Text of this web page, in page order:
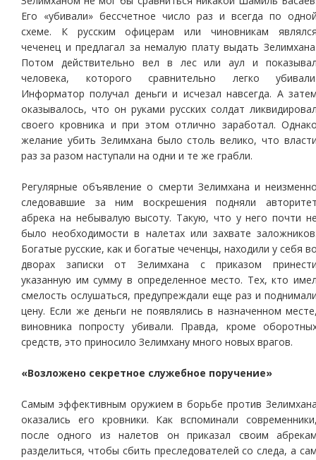
Его «убивали» бессчетное число раз и всегда по
схеме. К русским офицерам или чиновникам
чеченец и предлагал за немалую плату выдать
Потом действительно вел в лес или аул и
человека, которого сравнительно легко
Информатор получал деньги и исчезал навсегда. А
оказывалось, что он руками русских солдат
своего кровника и при этом отлично заработал.
желание убить Зелимхана было столь велико, что
раз за разом наступали на одни и те же грабли.
Регулярные объявление о смерти Зелимхана и
следовавшие за ним воскрешения подняли
абрека на небывалую высоту. Такую, что у него почти
было необходимости в налетах или захвате
Богатые русские, как и богатые чеченцы, находили у себя
дворах записки от Зелимхана с приказом
указанную им сумму в определенное место. Тех, кто
смелость ослушаться, предупреждали еще раз и
цену. Если же деньги не появлялись в назначенном
виновника попросту убивали. Правда, кроме
средств, это приносило Зелимхану много новых врагов.
«Возложено секретное служебное поручение»
Самым эффективным оружием в борьбе против
оказались его кровники. Как вспоминали
после одного из налетов он приказал своим
разделиться, чтобы сбить преследователей со следа, а